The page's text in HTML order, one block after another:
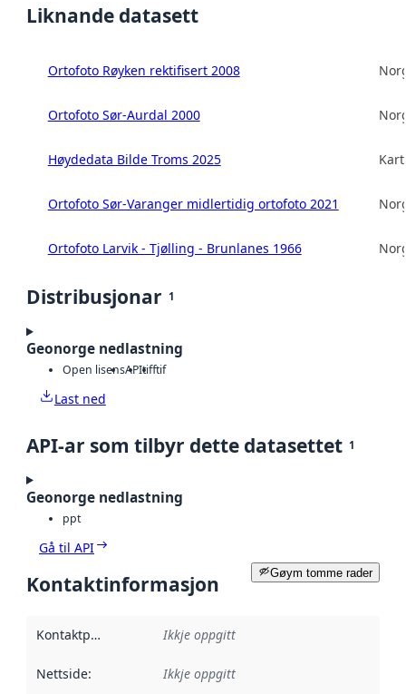
Liknande datasett
Ortofoto Røyken rektifisert 2008
Ortofoto Sør-Aurdal 2000
Høydedata Bilde Troms 2025
Ortofoto Sør-Varanger midlertidig ortofoto 2021
Ortofoto Larvik - Tjølling - Brunlanes 1966
Distribusjonar 1
Geonorge nedlastning
Open lisensAPItifftif
Last ned
API-ar som tilbyr dette datasettet 1
Geonorge nedlastning
ppt
Gå til API
Gøym tomme rader
Kontaktinformasjon
Kontaktpunkt Ikkje oppgitt
Nettside: Ikkje oppgitt